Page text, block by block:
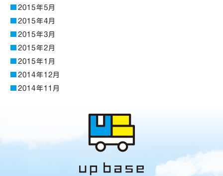
2015年5月
2015年4月
2015年3月
2015年2月
2015年1月
2014年12月
2014年11月